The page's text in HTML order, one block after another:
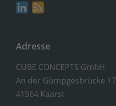
Adresse
CUBE CONCEPTS GmbH
An der Gümpgesbrücke 17
41564 Kaarst